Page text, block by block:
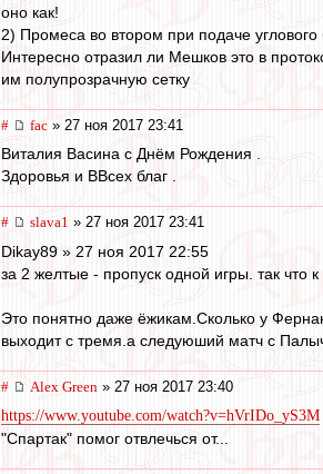
оно как!
2) Промеса во втором при подаче
Интересно отразил ли Мешков это в
им полупрозрачную сетку
# fac » 27 ноя 2017 23:41
Виталия Васина с Днём Рождения .
Здоровья и ВВсех благ .
# slava1 » 27 ноя 2017 23:41
Dikay89 » 27 ноя 2017 22:55
за 2 желтые - пропуск одной игры. так что
Это понятно даже ёжикам.Сколько у
выходит с тремя.а следуюший матч с
# Alex Green » 27 ноя 2017 23:40
https://www.youtube.com/watch?v=hVrIDo_yS3M
"Спартак" помог отвлечься от...